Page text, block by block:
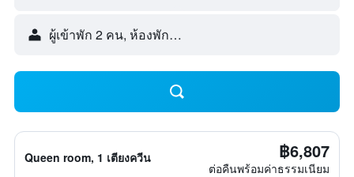
ผู้เข้าพัก 2 คน, ห้องพัก 1 ห้อง
Queen room, 1 เตียงควีน ฿6,807
ต่อคืนพร้อมค่าธรรมเนียม